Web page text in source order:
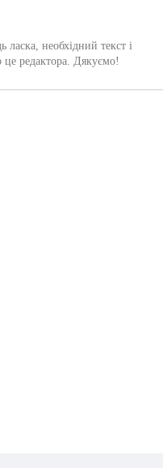
необхідний текст і
редактора. Дякуємо!